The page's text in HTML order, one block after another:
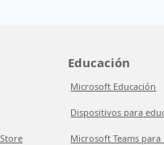
Educación
Microsoft Educación
Dispositivos para
Microsoft Teams para